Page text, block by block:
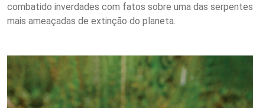
combatido inverdades com fatos sobre uma das serpentes
mais ameaçadas de extinção do planeta.